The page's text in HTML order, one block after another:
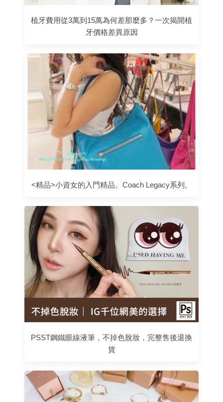
植牙費用從3萬到15萬為何差那麼多？一次揭開植
牙價格差異原因
<精品>小資女的入門精品。Coach Legacy系列。
PSST鋼鐵眼線液筆，不掉色脫妝，完整售後退換
貨